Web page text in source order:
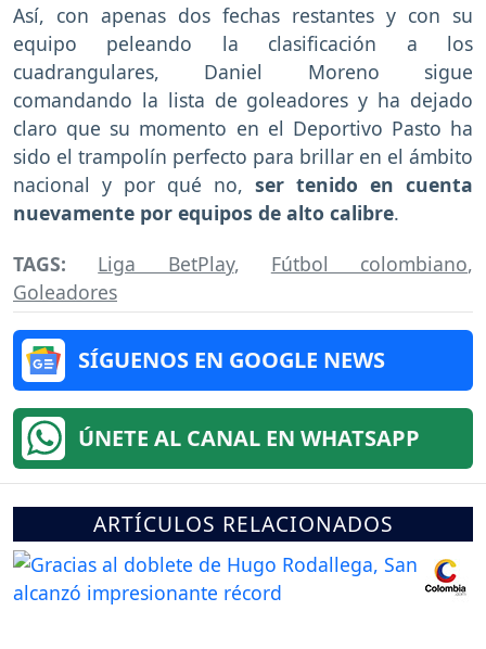
Así, con apenas dos fechas restantes y con su
equipo peleando la clasificación a los
cuadrangulares, Daniel Moreno sigue
comandando la lista de goleadores y ha dejado
claro que su momento en el Deportivo Pasto ha
sido el trampolín perfecto para brillar en el ámbito
nacional y por qué no, ser tenido en cuenta
nuevamente por equipos de alto calibre.
TAGS: Liga BetPlay, Fútbol colombiano,
Goleadores
SÍGUENOS EN GOOGLE NEWS
ÚNETE AL CANAL EN WHATSAPP
ARTÍCULOS RELACIONADOS